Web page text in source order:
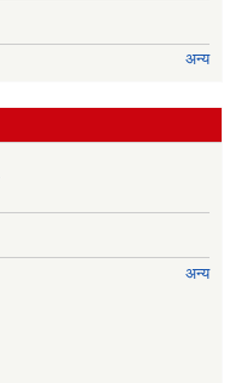
अन्य
अन्य